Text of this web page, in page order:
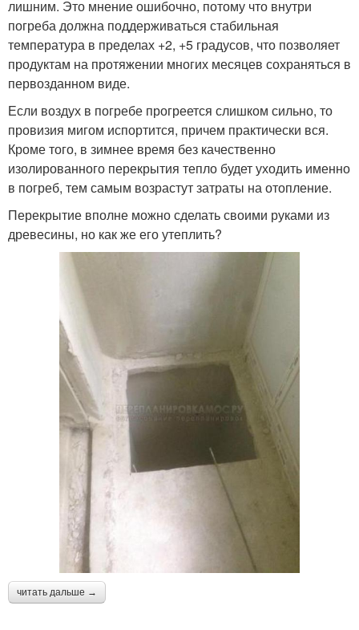
лишним. Это мнение ошибочно, потому что внутри
погреба должна поддерживаться стабильная
температура в пределах +2, +5 градусов, что позволяет
продуктам на протяжении многих месяцев сохраняться в
первозданном виде.
Если воздух в погребе прогреется слишком сильно, то
провизия мигом испортится, причем практически вся.
Кроме того, в зимнее время без качественно
изолированного перекрытия тепло будет уходить именно
в погреб, тем самым возрастут затраты на отопление.
Перекрытие вполне можно сделать своими руками из
древесины, но как же его утеплить?
читать дальше →